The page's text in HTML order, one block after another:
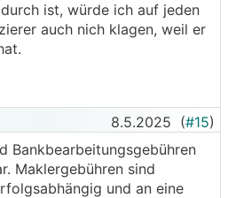
ist, würde ich auf jeden
auch nich klagen, weil er
8.5.2025 (#15)
Bankbearbeitungsgebühren
Maklergebühren sind
und an eine